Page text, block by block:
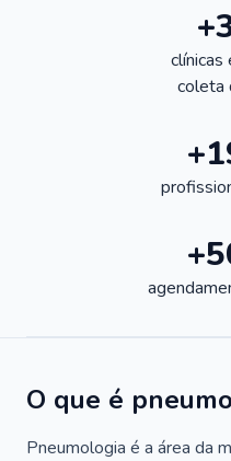
coleta
O que é
Pneumologia é a área da